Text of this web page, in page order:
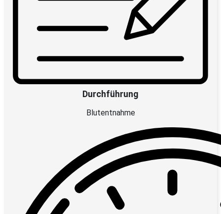
Durchführung
Blutentnahme